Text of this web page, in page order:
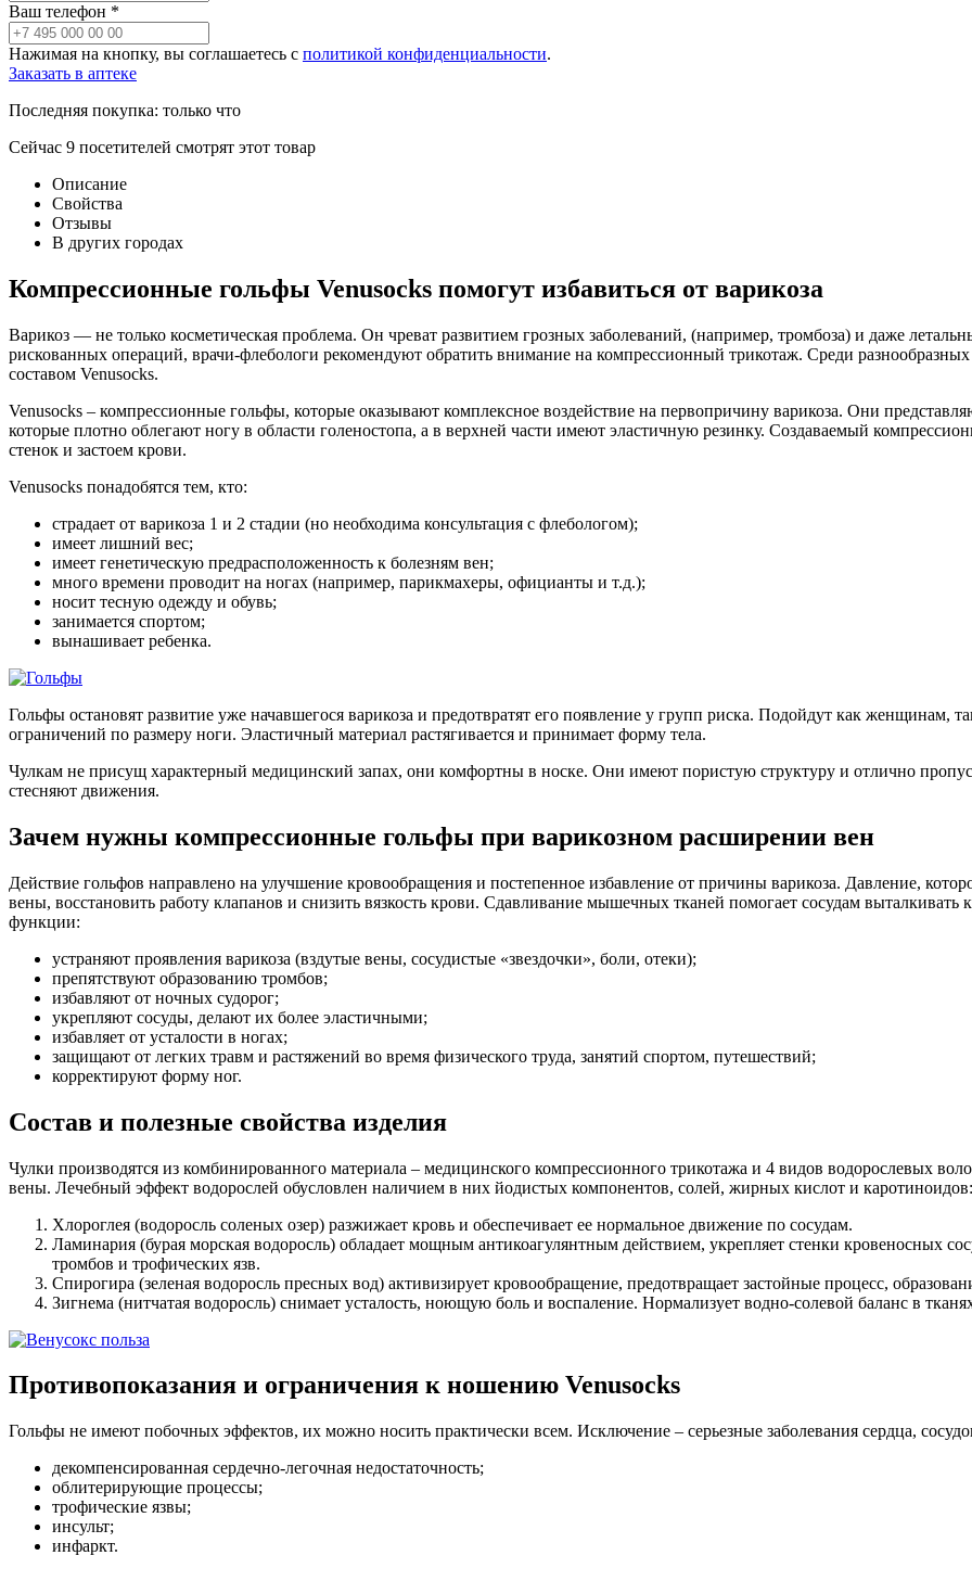
Ваш телефон *
Нажимая на кнопку, вы соглашаетесь с политикой конфиденциальности.
Заказать в аптеке
Последняя покупка: только что
Сейчас 9 посетителей смотрят этот товар
Описание
Свойства
Отзывы
В других городах
Компрессионные гольфы Venusocks помогут избавиться от варикоза
Варикоз — не только косметическая проблема. Он чреват развитием грозных заболеваний, (например, тромбоза) и даже
рискованных операций, врачи-флебологи рекомендуют обратить внимание на компрессионный трикотаж. Среди
составом Venusocks.
Venusocks – компрессионные гольфы, которые оказывают комплексное воздействие на первопричину варикоза. Они
которые плотно облегают ногу в области голеностопа, а в верхней части имеют эластичную резинку. Создаваемый
стенок и застоем крови.
Venusocks понадобятся тем, кто:
страдает от варикоза 1 и 2 стадии (но необходима консультация с флебологом);
имеет лишний вес;
имеет генетическую предрасположенность к болезням вен;
много времени проводит на ногах (например, парикмахеры, официанты и т.д.);
носит тесную одежду и обувь;
занимается спортом;
вынашивает ребенка.
Гольфы остановят развитие уже начавшегося варикоза и предотвратят его появление у групп риска. Подойдут как женщинам,
ограничений по размеру ноги. Эластичный материал растягивается и принимает форму тела.
Чулкам не присущ характерный медицинский запах, они комфортны в носке. Они имеют пористую структуру и отлично
стесняют движения.
Зачем нужны компрессионные гольфы при варикозном расширении вен
Действие гольфов направлено на улучшение кровообращения и постепенное избавление от причины варикоза. Давление,
вены, восстановить работу клапанов и снизить вязкость крови. Сдавливание мышечных тканей помогает сосудам
функции:
устраняют проявления варикоза (вздутые вены, сосудистые «звездочки», боли, отеки);
препятствуют образованию тромбов;
избавляют от ночных судорог;
укрепляют сосуды, делают их более эластичными;
избавляет от усталости в ногах;
защищают от легких травм и растяжений во время физического труда, занятий спортом, путешествий;
корректируют форму ног.
Состав и полезные свойства изделия
Чулки производятся из комбинированного материала – медицинского компрессионного трикотажа и 4 видов водорослевых
вены. Лечебный эффект водорослей обусловлен наличием в них йодистых компонентов, солей, жирных кислот и каротиноидов:
Хлороглея (водоросль соленых озер) разжижает кровь и обеспечивает ее нормальное движение по сосудам.
Ламинария (бурая морская водоросль) обладает мощным антикоагулянтным действием, укрепляет стенки кровеносных
тромбов и трофических язв.
Спирогира (зеленая водоросль пресных вод) активизирует кровообращение, предотвращает застойные процесс,
Зигнема (нитчатая водоросль) снимает усталость, ноющую боль и воспаление. Нормализует водно-солевой баланс в
Противопоказания и ограничения к ношению Venusocks
Гольфы не имеют побочных эффектов, их можно носить практически всем. Исключение – серьезные заболевания сердца,
декомпенсированная сердечно-легочная недостаточность;
облитерирующие процессы;
трофические язвы;
инсульт;
инфаркт.